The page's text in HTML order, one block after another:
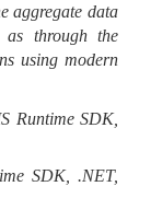
aggregate data
through the
using modern
Runtime SDK,
SDK, .NET,